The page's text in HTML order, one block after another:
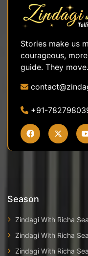
Stories make us
courageous,
guide. They
+91-
Season
Zindagi With Richa
Zindagi With Richa
Zindagi With Richa